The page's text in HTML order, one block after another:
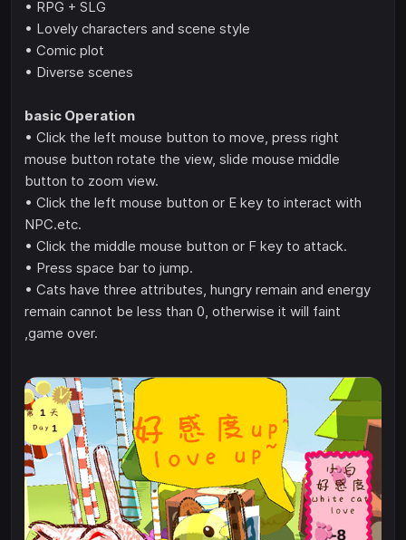
• RPG + SLG
• Lovely characters and scene style
• Comic plot
• Diverse scenes
basic Operation
• Click the left mouse button to move, press right
mouse button rotate the view, slide mouse middle
button to zoom view.
• Click the left mouse button or E key to interact with
NPC.etc.
• Click the middle mouse button or F key to attack.
• Press space bar to jump.
• Cats have three attributes, hungry remain and energy
remain cannot be less than 0, otherwise it will faint
,game over.